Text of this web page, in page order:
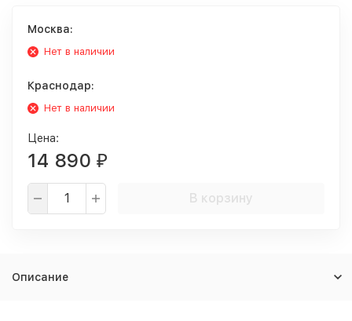
Москва:
Нет в наличии
Краснодар:
Нет в наличии
Цена:
14 890 ₽
В корзину
Описание